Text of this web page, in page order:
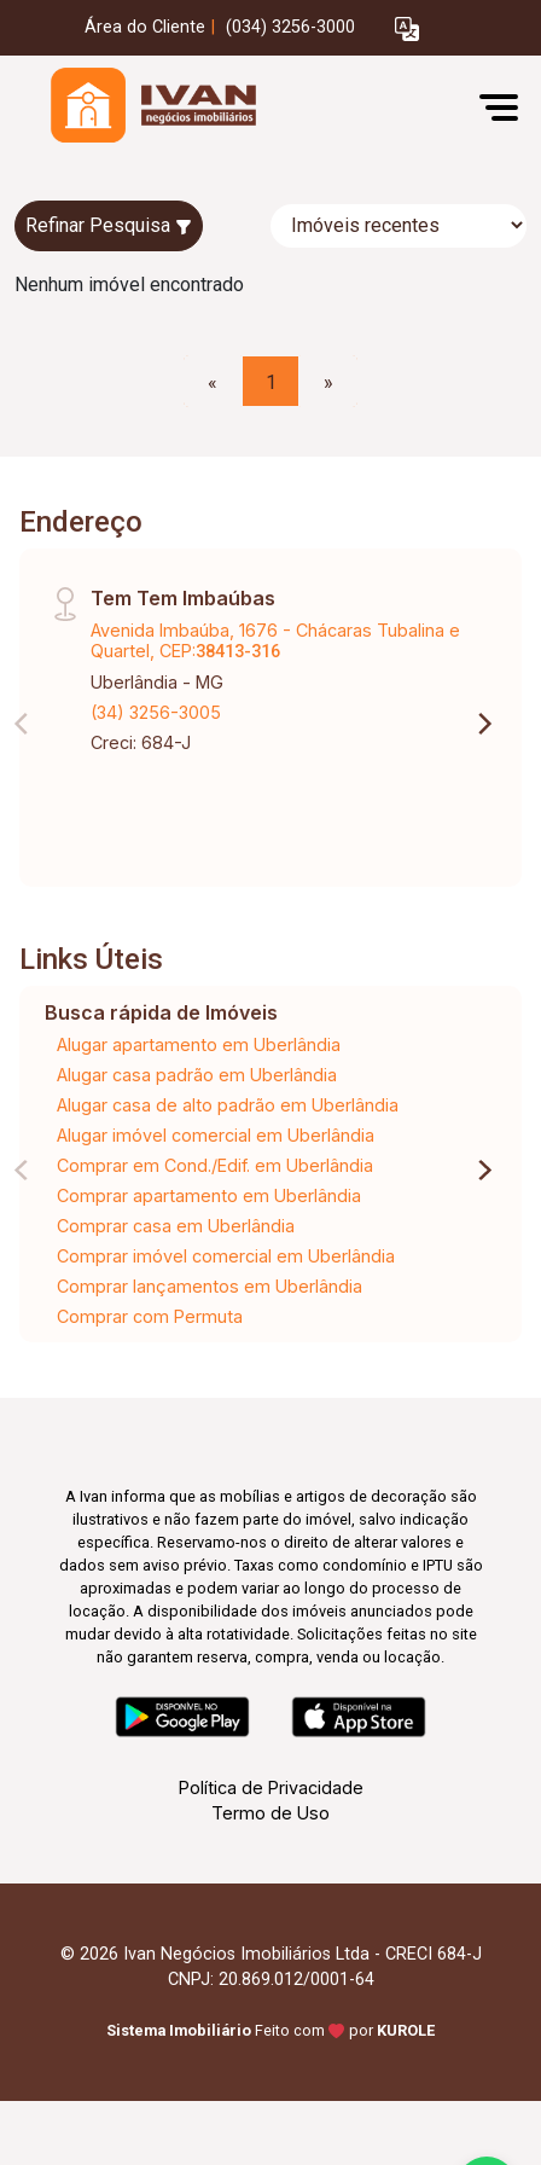
Área do Cliente (034) 3256-3000
Refinar Pesquisa
Nenhum imóvel encontrado
« 1 »
Endereço
Tem Tem Imbaúbas
Avenida Imbaúba, 1676 - Chácaras Tubalina e
Quartel, CEP:38413-316
Uberlândia - MG
(34) 3256-3005
Creci: 684-J
Links Úteis
Busca rápida de Imóveis
Alugar apartamento em Uberlândia
Alugar casa padrão em Uberlândia
Alugar casa de alto padrão em Uberlândia
Alugar imóvel comercial em Uberlândia
Comprar em Cond./Edif. em Uberlândia
Comprar apartamento em Uberlândia
Comprar casa em Uberlândia
Comprar imóvel comercial em Uberlândia
Comprar lançamentos em Uberlândia
Comprar com Permuta
A Ivan informa que as mobílias e artigos de decoração são
ilustrativos e não fazem parte do imóvel, salvo indicação
específica. Reservamo-nos o direito de alterar valores e
dados sem aviso prévio. Taxas como condomínio e IPTU são
aproximadas e podem variar ao longo do processo de
locação. A disponibilidade dos imóveis anunciados pode
mudar devido à alta rotatividade. Solicitações feitas no site
não garantem reserva, compra, venda ou locação.
Política de Privacidade
Termo de Uso
© 2026 Ivan Negócios Imobiliários Ltda - CRECI 684-J
CNPJ: 20.869.012/0001-64
Sistema Imobiliário Feito com por KUROLE